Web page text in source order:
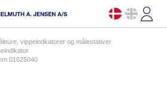
vippeindkatorer og målestativer
01025040